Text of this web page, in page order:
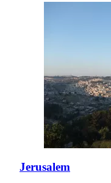
Jerusalem